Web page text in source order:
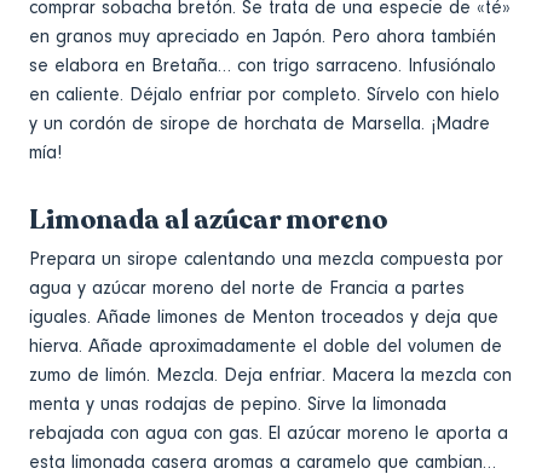
comprar sobacha bretón. Se trata de una especie de «té»
en granos muy apreciado en Japón. Pero ahora también
se elabora en Bretaña… con trigo sarraceno. Infusiónalo
en caliente. Déjalo enfriar por completo. Sírvelo con hielo
y un cordón de sirope de horchata de Marsella. ¡Madre
mía!
Limonada al azúcar moreno
Prepara un sirope calentando una mezcla compuesta por
agua y azúcar moreno del norte de Francia a partes
iguales. Añade limones de Menton troceados y deja que
hierva. Añade aproximadamente el doble del volumen de
zumo de limón. Mezcla. Deja enfriar. Macera la mezcla con
menta y unas rodajas de pepino. Sirve la limonada
rebajada con agua con gas. El azúcar moreno le aporta a
esta limonada casera aromas a caramelo que cambian…